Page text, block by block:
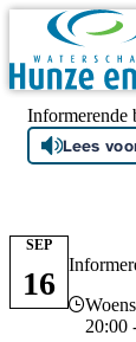
Skip navigation
Informerende
Lees
20:00
SEP
16